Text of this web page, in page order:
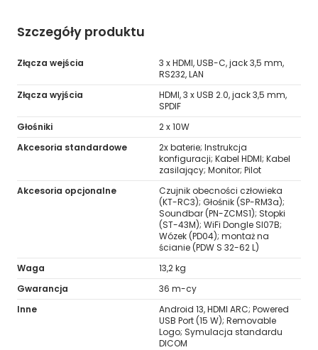
Szczegóły produktu
Złącza wejścia
3 x HDMI, USB-C, jack 3,5 mm,
RS232, LAN
Złącza wyjścia
HDMI, 3 x USB 2.0, jack 3,5 mm,
SPDIF
Głośniki
2 x 10W
Akcesoria standardowe
2x baterie; Instrukcja
konfiguracji; Kabel HDMI; Kabel
zasilający; Monitor; Pilot
Akcesoria opcjonalne
Czujnik obecności człowieka
(KT-RC3); Głośnik (SP-RM3a);
Soundbar (PN-ZCMS1); Stopki
(ST-43M); WiFi Dongle SI07B;
Wózek (PD04); montaż na
ścianie (PDW S 32-62 L)
Waga
13,2 kg
Gwarancja
36 m-cy
Inne
Android 13, HDMI ARC; Powered
USB Port (15 W); Removable
Logo; Symulacja standardu
DICOM